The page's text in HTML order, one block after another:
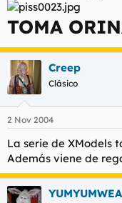
TOMA
Creep
Clásico
2 Nov 2004
La serie de XModels
Además viene de